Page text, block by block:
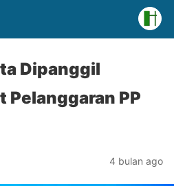
Dipanggil
Pelanggaran PP
4 bulan ago